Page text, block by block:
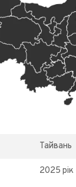
Тайвань
2025 рік